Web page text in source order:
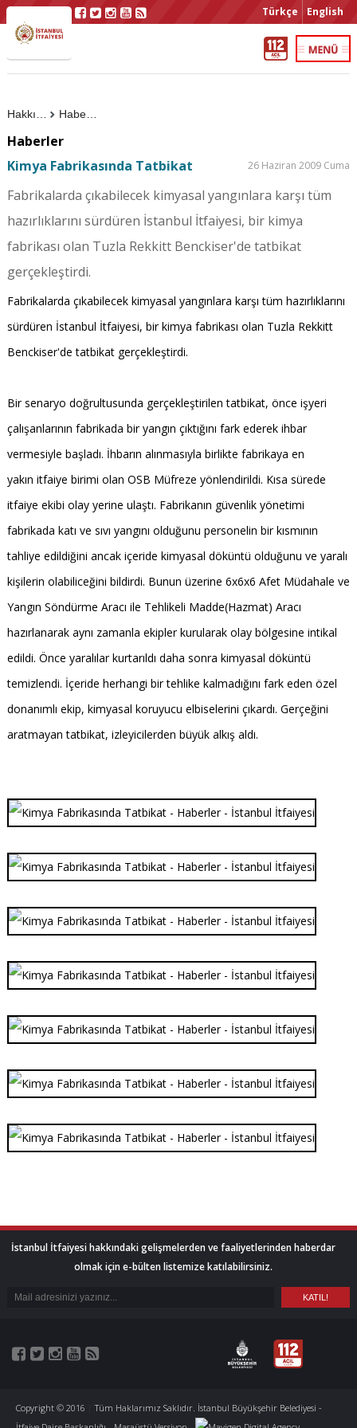
Türkçe English
Haberler
Haberler
Kimya Fabrikasında Tatbikat
26 Haziran 2009 Cuma
Fabrikalarda çıkabilecek kimyasal yangınlara karşı tüm
hazırlıklarını sürdüren İstanbul İtfaiyesi, bir kimya
fabrikası olan Tuzla Rekkitt Benckiser'de tatbikat
gerçekleştirdi.
Fabrikalarda çıkabilecek kimyasal yangınlara karşı tüm hazırlıklarını
sürdüren İstanbul İtfaiyesi, bir kimya fabrikası olan Tuzla Rekkitt
Benckiser'de tatbikat gerçekleştirdi.
Bir senaryo doğrultusunda gerçekleştirilen tatbikat, önce işyeri
çalışanlarının fabrikada bir yangın çıktığını fark ederek ihbar
vermesiyle başladı. İhbarın alınmasıyla birlikte fabrikaya en
yakın itfaiye birimi olan OSB Müfreze yönlendirildi. Kısa sürede
itfaiye ekibi olay yerine ulaştı. Fabrikanın güvenlik yönetimi
fabrikada katı ve sıvı yangını olduğunu personelin bir kısmının
tahliye edildiğini ancak içeride kimyasal döküntü olduğunu ve yaralı
kişilerin olabiliceğini bildirdi. Bunun üzerine 6x6x6 Afet Müdahale ve
Yangın Söndürme Aracı ile Tehlikeli Madde(Hazmat) Aracı
hazırlanarak aynı zamanla ekipler kurularak olay bölgesine intikal
edildi. Önce yaralılar kurtarıldı daha sonra kimyasal döküntü
temizlendi. İçeride herhangi bir tehlike kalmadığını fark eden özel
donanımlı ekip, kimyasal koruyucu elbiselerini çıkardı. Gerçeğini
aratmayan tatbikat, izleyicilerden büyük alkış aldı.
İstanbul İtfaiyesi hakkındaki gelişmelerden ve faaliyetlerinden haberdar
olmak için e-bülten listemize katılabilirsiniz.
Copyright © 2016
Tüm Haklarımız Saklıdır. İstanbul Büyükşehir Belediyesi -